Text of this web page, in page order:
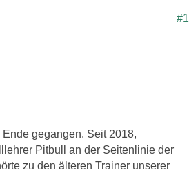
#1
gegangen. Seit 2018,
Pitbull an der Seitenlinie der
zu den älteren Trainer unserer